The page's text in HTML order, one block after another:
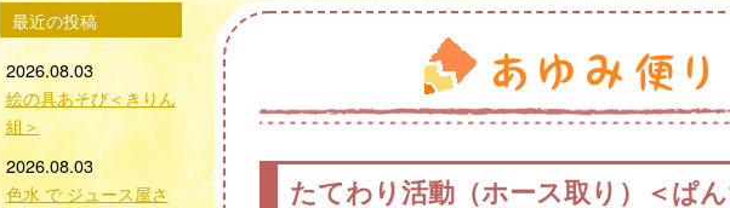
たてわり活動（ホース取り）＜ぱ
最近の投稿
2026.08.03
絵の具あそび＜きりん
組＞
2026.08.03
色水 で ジュース屋さ